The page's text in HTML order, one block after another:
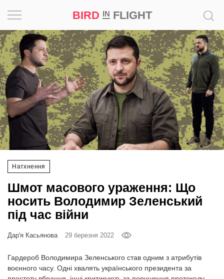
BIRD INFLIGHT
Натхнення
Шмот масового ураження: Що
носить Володимир Зеленський
під час війни
Дар'я Касьянова 29 березня 2022
Гардероб Володимира Зеленського став одним з атрибутів
воєнного часу. Одні хвалять українського президента за